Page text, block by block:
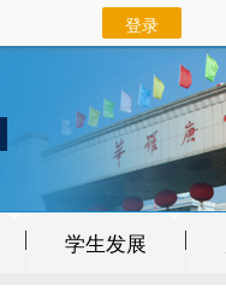
学生发展